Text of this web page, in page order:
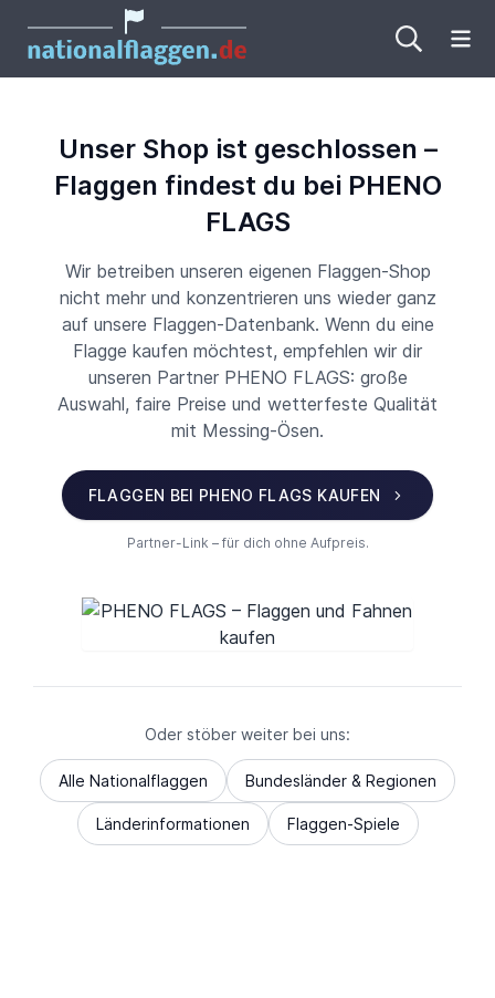
Unser Shop ist geschlossen –
Flaggen findest du bei PHENO
FLAGS
Wir betreiben unseren eigenen Flaggen-Shop
nicht mehr und konzentrieren uns wieder ganz
auf unsere Flaggen-Datenbank. Wenn du eine
Flagge kaufen möchtest, empfehlen wir dir
unseren Partner PHENO FLAGS: große
Auswahl, faire Preise und wetterfeste Qualität
mit Messing-Ösen.
FLAGGEN BEI PHENO FLAGS KAUFEN
Partner-Link – für dich ohne Aufpreis.
Oder stöber weiter bei uns:
Alle Nationalflaggen Bundesländer & Regionen
Länderinformationen Flaggen-Spiele